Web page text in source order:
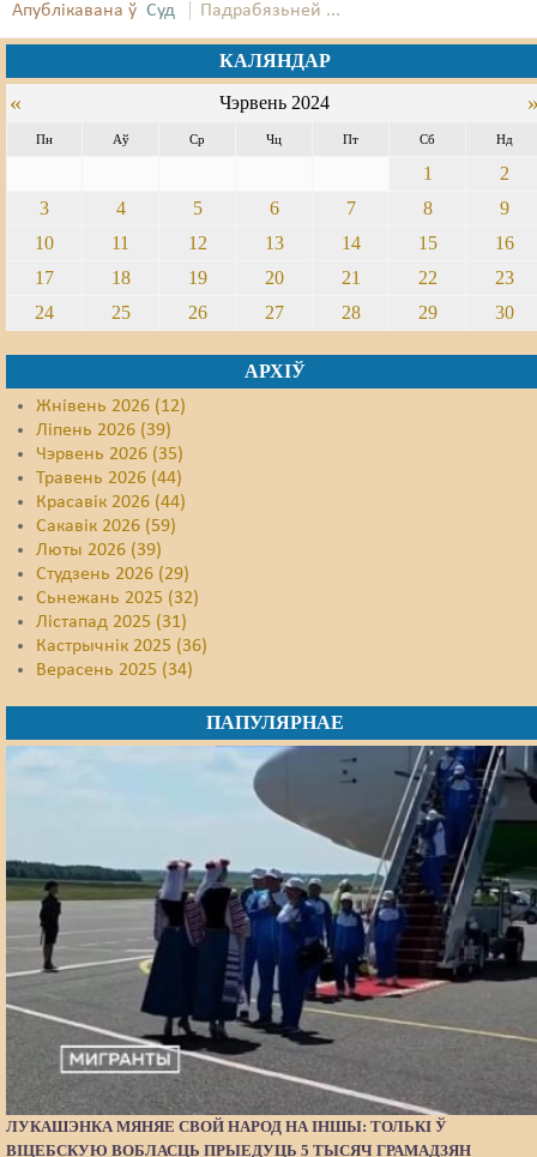
Апублікавана ў Суд Падрабязьней ...
КАЛЯНДАР
« Чэрвень 2024
Пн Аў Ср Чц Пт Сб Нд
1
2
3
4 5 6 7 8
9
10
11 12 13 14 15
16
17
18 19 20 21 22
23
24
25 26 27 28 29 30
АРХІЎ
Жнівень 2026 (12)
Ліпень 2026 (39)
Чэрвень 2026 (35)
Травень 2026 (44)
Красавік 2026 (44)
Сакавік 2026 (59)
Люты 2026 (39)
Студзень 2026 (29)
Сьнежань 2025 (32)
Лістапад 2025 (31)
Кастрычнік 2025 (36)
Верасень 2025 (34)
ПАПУЛЯРНАЕ
ЛУКАШЭНКА МЯНЯЕ СВОЙ НАРОД НА ІНШЫ: ТОЛЬКІ Ў
ВІЦЕБСКУЮ ВОБЛАСЦЬ ПРЫЕДУЦЬ 5 ТЫСЯЧ ГРАМАДЗЯН